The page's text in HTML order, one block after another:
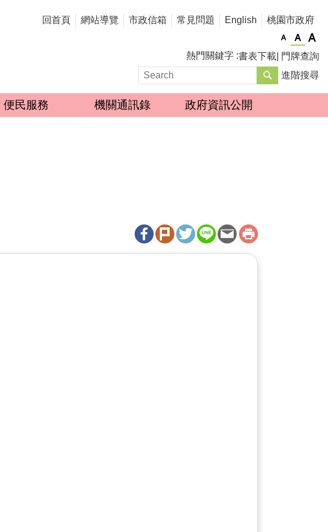
回首頁
網站導覽 市政信箱 常見問題 English 桃園市政府
熱門關鍵字 書表下載
門牌查詢
進階搜尋
便民服務 機關通訊錄 政府資訊公開